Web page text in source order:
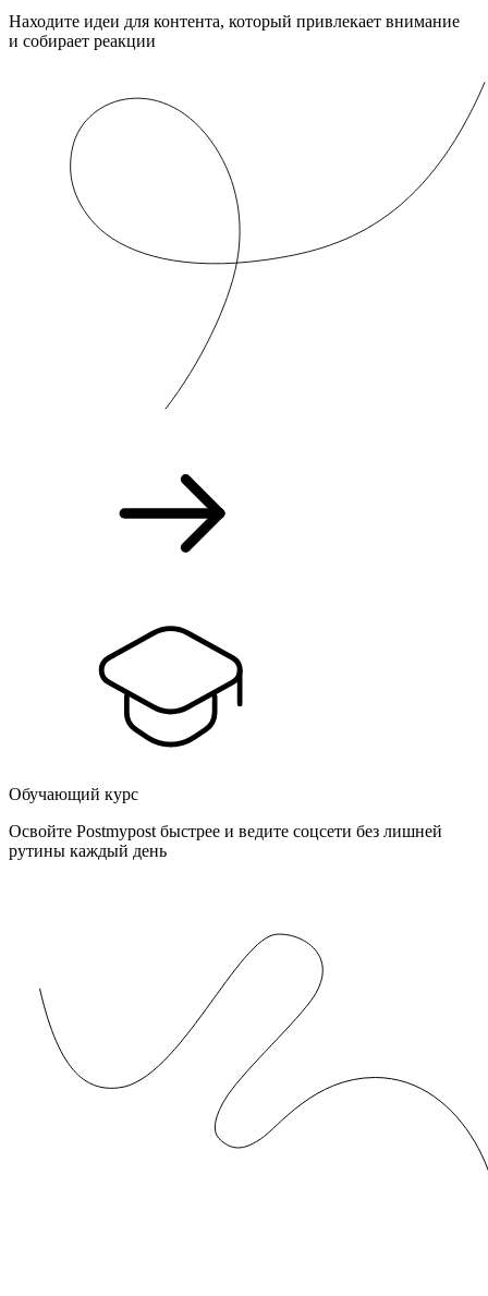
Находите идеи для контента, который привлекает внимание
и собирает реакции
Обучающий курс
Освойте Postmypost быстрее и ведите соцсети без лишней
рутины каждый день